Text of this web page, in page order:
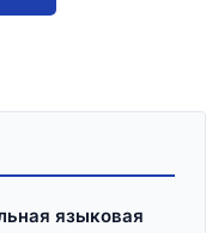
языковая